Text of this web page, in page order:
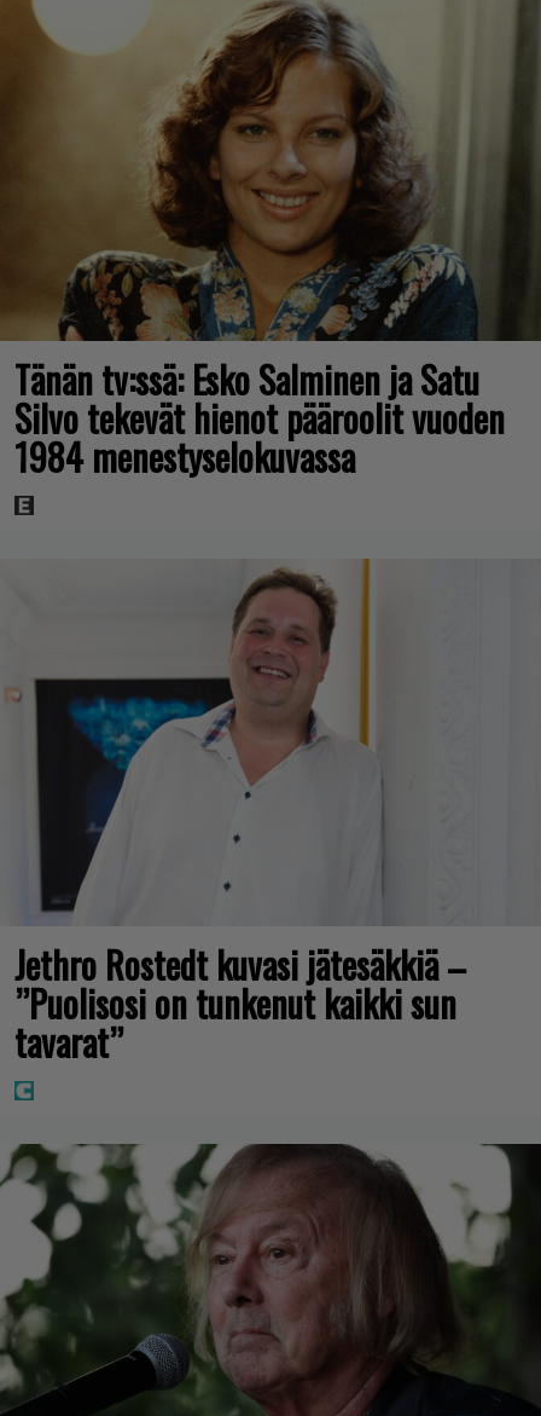
Tänän tv:ssä: Esko Salminen ja Satu
Silvo tekevät hienot pääroolit vuoden
1984 menestyselokuvassa
Jethro Rostedt kuvasi jätesäkkiä –
”Puolisosi on tunkenut kaikki sun
tavarat”